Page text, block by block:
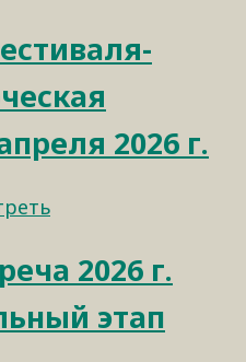
2026 г.
2026 г.
этап